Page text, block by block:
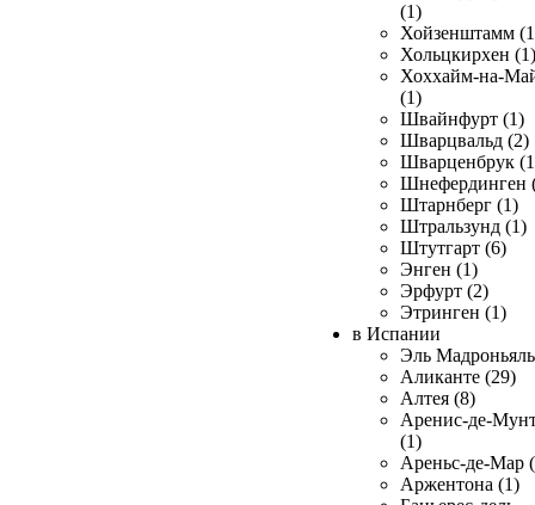
(1)
Хойзенштамм
Хольцкирхен (1)
Хоххайм-на-
(1)
Швайнфурт (1)
Шварцвальд (2)
Шварценбрук
Шнефердинген
Штарнберг (1)
Штральзунд (1)
Штутгарт (6)
Энген (1)
Эрфурт (2)
Этринген (1)
в Испании
Эль
Аликанте (29)
Алтея (8)
Аренис-де-
(1)
Ареньс-де-Мар
Аржентона (1)